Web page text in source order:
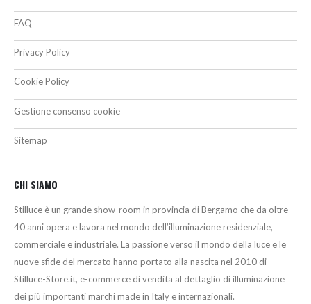
FAQ
Privacy Policy
Cookie Policy
Gestione consenso cookie
Sitemap
CHI SIAMO
Stilluce è un grande show-room in provincia di Bergamo che da oltre
40 anni opera e lavora nel mondo dell’illuminazione residenziale,
commerciale e industriale. La passione verso il mondo della luce e le
nuove sfide del mercato hanno portato alla nascita nel 2010 di
Stilluce-Store.it, e-commerce di vendita al dettaglio di illuminazione
dei più importanti marchi made in Italy e internazionali.